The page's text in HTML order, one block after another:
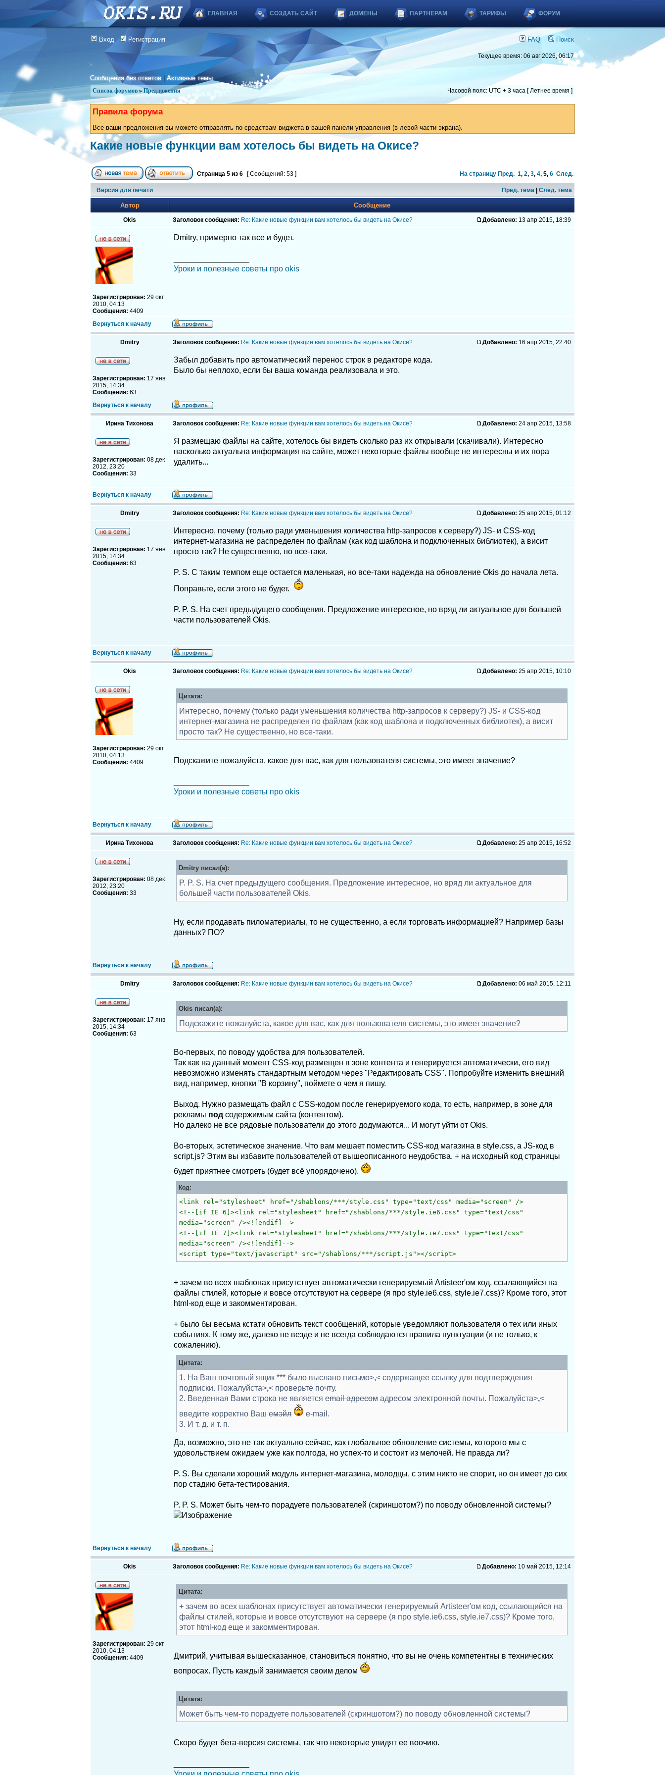
ГЛАВНАЯ СОЗДАТЬ САЙТ ДОМЕНЫ ПАРТНЕРАМ ТАРИФЫ ФОРУМ
Вход Регистрация FAQ Поиск
Текущее время: 06 авг 2026, 06:17
Сообщения без ответов |Активные темы
Список форумов » Предложения Часовой пояс: UTC + 3 часа [ Летнее время ]
Правила форума
Все ваши предложения вы можете отправлять по средствам виджета в вашей панели управления (в левой части экрана).
Какие новые функции вам хотелось бы видеть на Окисе?
Страница 5 из 6 [ Сообщений: 53 ] На страницу Пред. 1, 2, 3, 4, 5, 6 След.
Версия для печати Пред. тема След. тема
Автор Сообщение
Okis Заголовок сообщения: Re: Какие новые функции вам хотелось бы видеть на Окисе? Добавлено: 13 апр 2015, 18:39
Зарегистрирован: 29 окт
2010, 04:13
Сообщения: 4409
Dmitry, примерно так все и будет.
Уроки и полезные советы про okis
Вернуться к началу
Dmitry Заголовок сообщения: Re: Какие новые функции вам хотелось бы видеть на Окисе? Добавлено: 16 апр 2015, 22:40
Зарегистрирован: 17 янв
2015, 14:34
Сообщения: 63
Забыл добавить про автоматический перенос строк в редакторе кода.
Было бы неплохо, если бы ваша команда реализовала и это.
Вернуться к началу
Ирина Тихонова Заголовок сообщения: Re: Какие новые функции вам хотелось бы видеть на Окисе? Добавлено: 24 апр 2015, 13:58
Зарегистрирован: 08 дек
2012, 23:20
Сообщения: 33
Я размещаю файлы на сайте, хотелось бы видеть сколько раз их открывали (скачивали). Интересно
насколько актуальна информация на сайте, может некоторые файлы вообще не интересны и их пора
удалить...
Вернуться к началу
Dmitry Заголовок сообщения: Re: Какие новые функции вам хотелось бы видеть на Окисе? Добавлено: 25 апр 2015, 01:12
Зарегистрирован: 17 янв
2015, 14:34
Сообщения: 63
Интересно, почему (только ради уменьшения количества http-запросов к серверу?) JS- и CSS-код
интернет-магазина не распределен по файлам (как код шаблона и подключенных библиотек), а висит
просто так? Не существенно, но все-таки.
P. S. С таким темпом еще остается маленькая, но все-таки надежда на обновление Okis до начала лета.
Поправьте, если этого не будет.
P. P. S. На счет предыдущего сообщения. Предложение интересное, но вряд ли актуальное для большей
части пользователей Okis.
Вернуться к началу
Okis Заголовок сообщения: Re: Какие новые функции вам хотелось бы видеть на Окисе? Добавлено: 25 апр 2015, 10:10
Зарегистрирован: 29 окт
2010, 04:13
Сообщения: 4409
Цитата:
Интересно, почему (только ради уменьшения количества http-запросов к серверу?) JS- и CSS-код
интернет-магазина не распределен по файлам (как код шаблона и подключенных библиотек), а висит
просто так? Не существенно, но все-таки.
Подскажите пожалуйста, какое для вас, как для пользователя системы, это имеет значение?
Уроки и полезные советы про okis
Вернуться к началу
Ирина Тихонова Заголовок сообщения: Re: Какие новые функции вам хотелось бы видеть на Окисе? Добавлено: 25 апр 2015, 16:52
Зарегистрирован: 08 дек
2012, 23:20
Сообщения: 33
Dmitry писал(а):
P. P. S. На счет предыдущего сообщения. Предложение интересное, но вряд ли актуальное для
большей части пользователей Okis.
Ну, если продавать пиломатериалы, то не существенно, а если торговать информацией? Например базы
данных? ПО?
Вернуться к началу
Dmitry Заголовок сообщения: Re: Какие новые функции вам хотелось бы видеть на Окисе? Добавлено: 06 май 2015, 12:11
Зарегистрирован: 17 янв
2015, 14:34
Сообщения: 63
Okis писал(а):
Подскажите пожалуйста, какое для вас, как для пользователя системы, это имеет значение?
Во-первых, по поводу удобства для пользователей.
Так как на данный момент CSS-код размещен в зоне контента и генерируется автоматически, его вид
невозможно изменять стандартным методом через "Редактировать CSS". Попробуйте изменить внешний
вид, например, кнопки "В корзину", поймете о чем я пишу.
Выход. Нужно размещать файл с CSS-кодом после генерируемого кода, то есть, например, в зоне для
рекламы под содержимым сайта (контентом).
Но далеко не все рядовые пользователи до этого додумаются... И могут уйти от Okis.
Во-вторых, эстетическое значение. Что вам мешает поместить CSS-код магазина в style.css, а JS-код в
script.js? Этим вы избавите пользователей от вышеописанного неудобства. + на исходный код страницы
будет приятнее смотреть (будет всё упорядочено).
Код:
<link rel="stylesheet" href="/shablons/***/style.css" type="text/css" media="screen" />
<!--[if IE 6]><link rel="stylesheet" href="/shablons/***/style.ie6.css" type="text/css"
media="screen" /><![endif]-->
<!--[if IE 7]><link rel="stylesheet" href="/shablons/***/style.ie7.css" type="text/css"
media="screen" /><![endif]-->
<script type="text/javascript" src="/shablons/***/script.js"></script>
+ зачем во всех шаблонах присутствует автоматически генерируемый Artisteer'ом код, ссылающийся на
файлы стилей, которые и вовсе отсутствуют на сервере (я про style.ie6.css, style.ie7.css)? Кроме того, этот
html-код еще и закомментирован.
+ было бы весьма кстати обновить текст сообщений, которые уведомляют пользователя о тех или иных
событиях. К тому же, далеко не везде и не всегда соблюдаются правила пунктуации (и не только, к
сожалению).
Цитата:
1. На Ваш почтовый ящик *** было выслано письмо>,< содержащее ссылку для подтверждения
подписки. Пожалуйста>,< проверьте почту.
2. Введенная Вами строка не является email адресом адресом электронной почты. Пожалуйста>,<
введите корректно Ваш емэйл
e-mail.
3. И т. д. и т. п.
Да, возможно, это не так актуально сейчас, как глобальное обновление системы, которого мы с
удовольствием ожидаем уже как полгода, но успех-то и состоит из мелочей. Не правда ли?
P. S. Вы сделали хороший модуль интернет-магазина, молодцы, с этим никто не спорит, но он имеет до сих
пор стадию бета-тестирования.
P. P. S. Может быть чем-то порадуете пользователей (скриншотом?) по поводу обновленной системы?
Вернуться к началу
Okis Заголовок сообщения: Re: Какие новые функции вам хотелось бы видеть на Окисе? Добавлено: 10 май 2015, 12:14
Зарегистрирован: 29 окт
2010, 04:13
Сообщения: 4409
Цитата:
+ зачем во всех шаблонах присутствует автоматически генерируемый Artisteer'ом код, ссылающийся на
файлы стилей, которые и вовсе отсутствуют на сервере (я про style.ie6.css, style.ie7.css)? Кроме того,
этот html-код еще и закомментирован.
Дмитрий, учитывая вышесказанное, становиться понятно, что вы не очень компетентны в технических
вопросах. Пусть каждый занимается своим делом
Цитата:
Может быть чем-то порадуете пользователей (скриншотом?) по поводу обновленной системы?
Скоро будет бета-версия системы, так что некоторые увидят ее воочию.